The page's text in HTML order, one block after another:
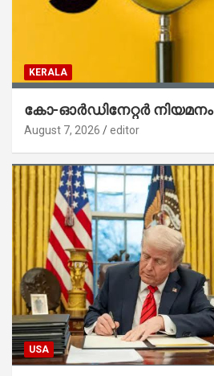
KERALA
കോ-ഓർഡിനേറ്റർ നിയമനം
August 7, 2026 editor
USA